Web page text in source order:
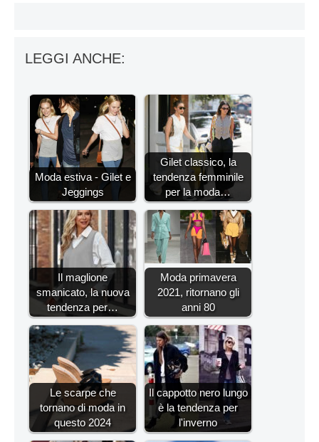
LEGGI ANCHE:
Moda estiva - Gilet e
Jeggings
Gilet classico, la
tendenza femminile
per la moda…
Il maglione
smanicato, la nuova
tendenza per…
Moda primavera
2021, ritornano gli
anni 80
Le scarpe che
tornano di moda in
questo 2024
Il cappotto nero lungo
è la tendenza per
l'inverno